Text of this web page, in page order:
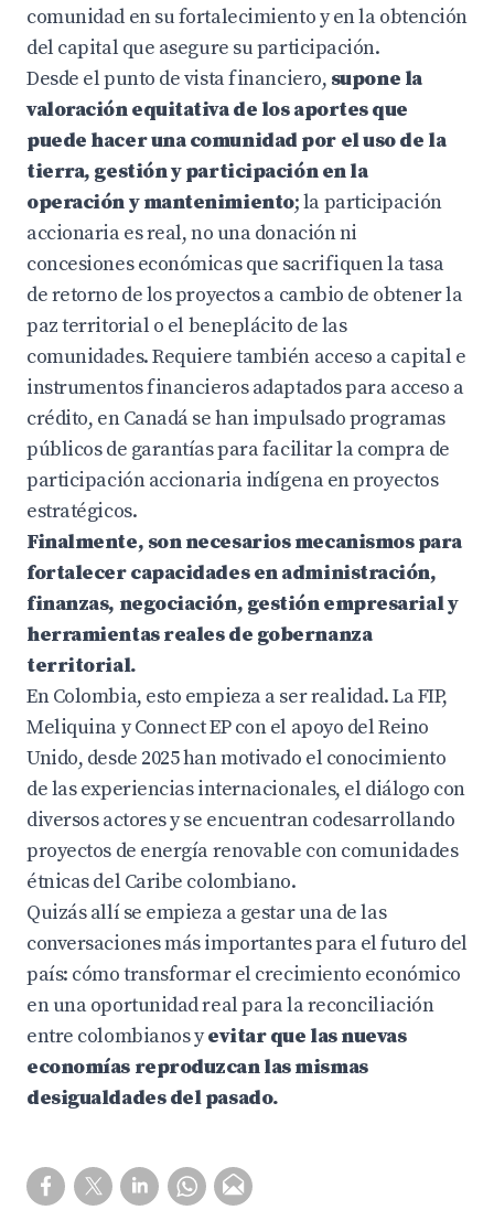
comunidad en su fortalecimiento y en la obtención
del capital que asegure su participación.
Desde el punto de vista financiero, supone la
valoración equitativa de los aportes que
puede hacer una comunidad por el uso de la
tierra, gestión y participación en la
operación y mantenimiento; la participación
accionaria es real, no una donación ni
concesiones económicas que sacrifiquen la tasa
de retorno de los proyectos a cambio de obtener la
paz territorial o el beneplácito de las
comunidades. Requiere también acceso a capital e
instrumentos financieros adaptados para acceso a
crédito, en Canadá se han impulsado programas
públicos de garantías para facilitar la compra de
participación accionaria indígena en proyectos
estratégicos.
Finalmente, son necesarios mecanismos para
fortalecer capacidades en administración,
finanzas, negociación, gestión empresarial y
herramientas reales de gobernanza
territorial.
En Colombia, esto empieza a ser realidad. La FIP,
Meliquina y Connect EP con el apoyo del Reino
Unido, desde 2025 han motivado el conocimiento
de las experiencias internacionales, el diálogo con
diversos actores y se encuentran codesarrollando
proyectos de energía renovable con comunidades
étnicas del Caribe colombiano.
Quizás allí se empieza a gestar una de las
conversaciones más importantes para el futuro del
país: cómo transformar el crecimiento económico
en una oportunidad real para la reconciliación
entre colombianos yevitar que las nuevas
economías reproduzcan las mismas
desigualdades del pasado.